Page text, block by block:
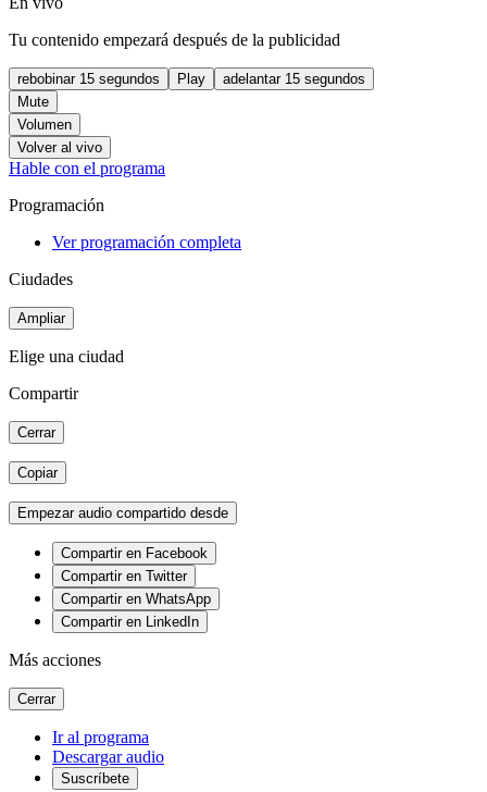
Tu contenido empezará después de la publicidad
rebobinar 15 segundos Play
adelantar 15 segundos
Mute
Volumen
Volver al vivo
Hable con el programa
Programación
Ver programación completa
Ciudades
Ampliar
Elige una ciudad
Compartir
Cerrar
Copiar
Empezar audio compartido desde
Compartir en Facebook
Compartir en Twitter
Compartir en WhatsApp
Compartir en LinkedIn
Más acciones
Cerrar
Ir al programa
Descargar audio
Suscríbete